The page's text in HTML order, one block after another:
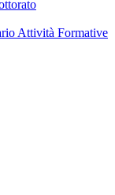
Attività Formative